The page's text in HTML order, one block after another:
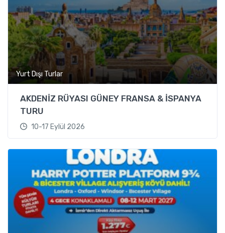
Yurt Dışı Turlar
AKDENİZ RÜYASI GÜNEY FRANSA & İSPANYA
TURU
10-17 Eylül 2026